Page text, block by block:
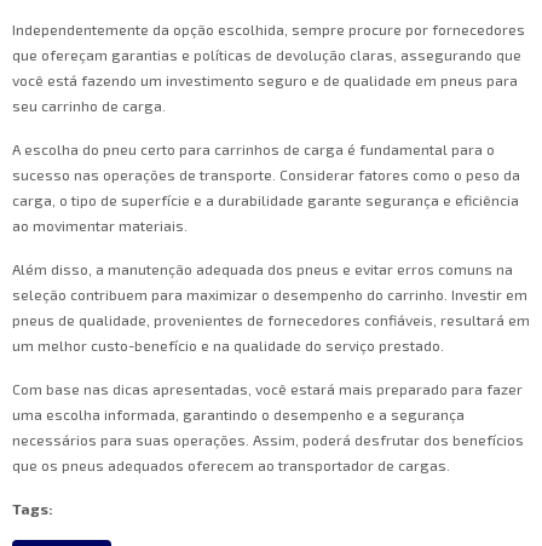
Independentemente da opção escolhida, sempre procure por fornecedores
que ofereçam garantias e políticas de devolução claras, assegurando que
você está fazendo um investimento seguro e de qualidade em pneus para
seu carrinho de carga.
A escolha do pneu certo para carrinhos de carga é fundamental para o
sucesso nas operações de transporte. Considerar fatores como o peso da
carga, o tipo de superfície e a durabilidade garante segurança e eficiência
ao movimentar materiais.
Além disso, a manutenção adequada dos pneus e evitar erros comuns na
seleção contribuem para maximizar o desempenho do carrinho. Investir em
pneus de qualidade, provenientes de fornecedores confiáveis, resultará em
um melhor custo-benefício e na qualidade do serviço prestado.
Com base nas dicas apresentadas, você estará mais preparado para fazer
uma escolha informada, garantindo o desempenho e a segurança
necessários para suas operações. Assim, poderá desfrutar dos benefícios
que os pneus adequados oferecem ao transportador de cargas.
Tags: